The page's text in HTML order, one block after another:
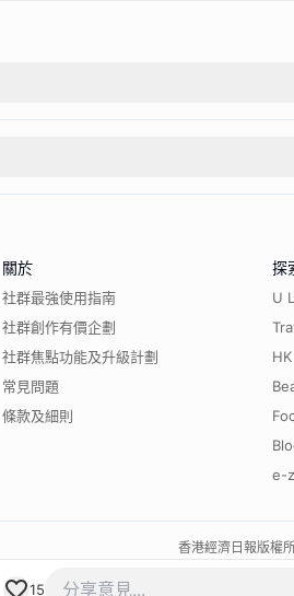
15
關於
社群最強使用指南
社群創作有價企劃
社群焦點功能及升級計劃
常見問題
條款及細則
探
U
HK
e-
香港經濟日報版權